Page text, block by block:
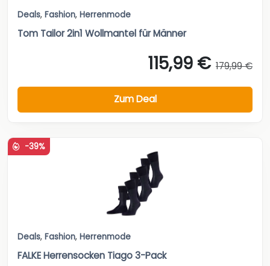
Deals, Fashion, Herrenmode
Tom Tailor 2in1 Wollmantel für Männer
115,99 € 179,99 €
Zum Deal
-39%
Deals, Fashion, Herrenmode
FALKE Herrensocken Tiago 3-Pack